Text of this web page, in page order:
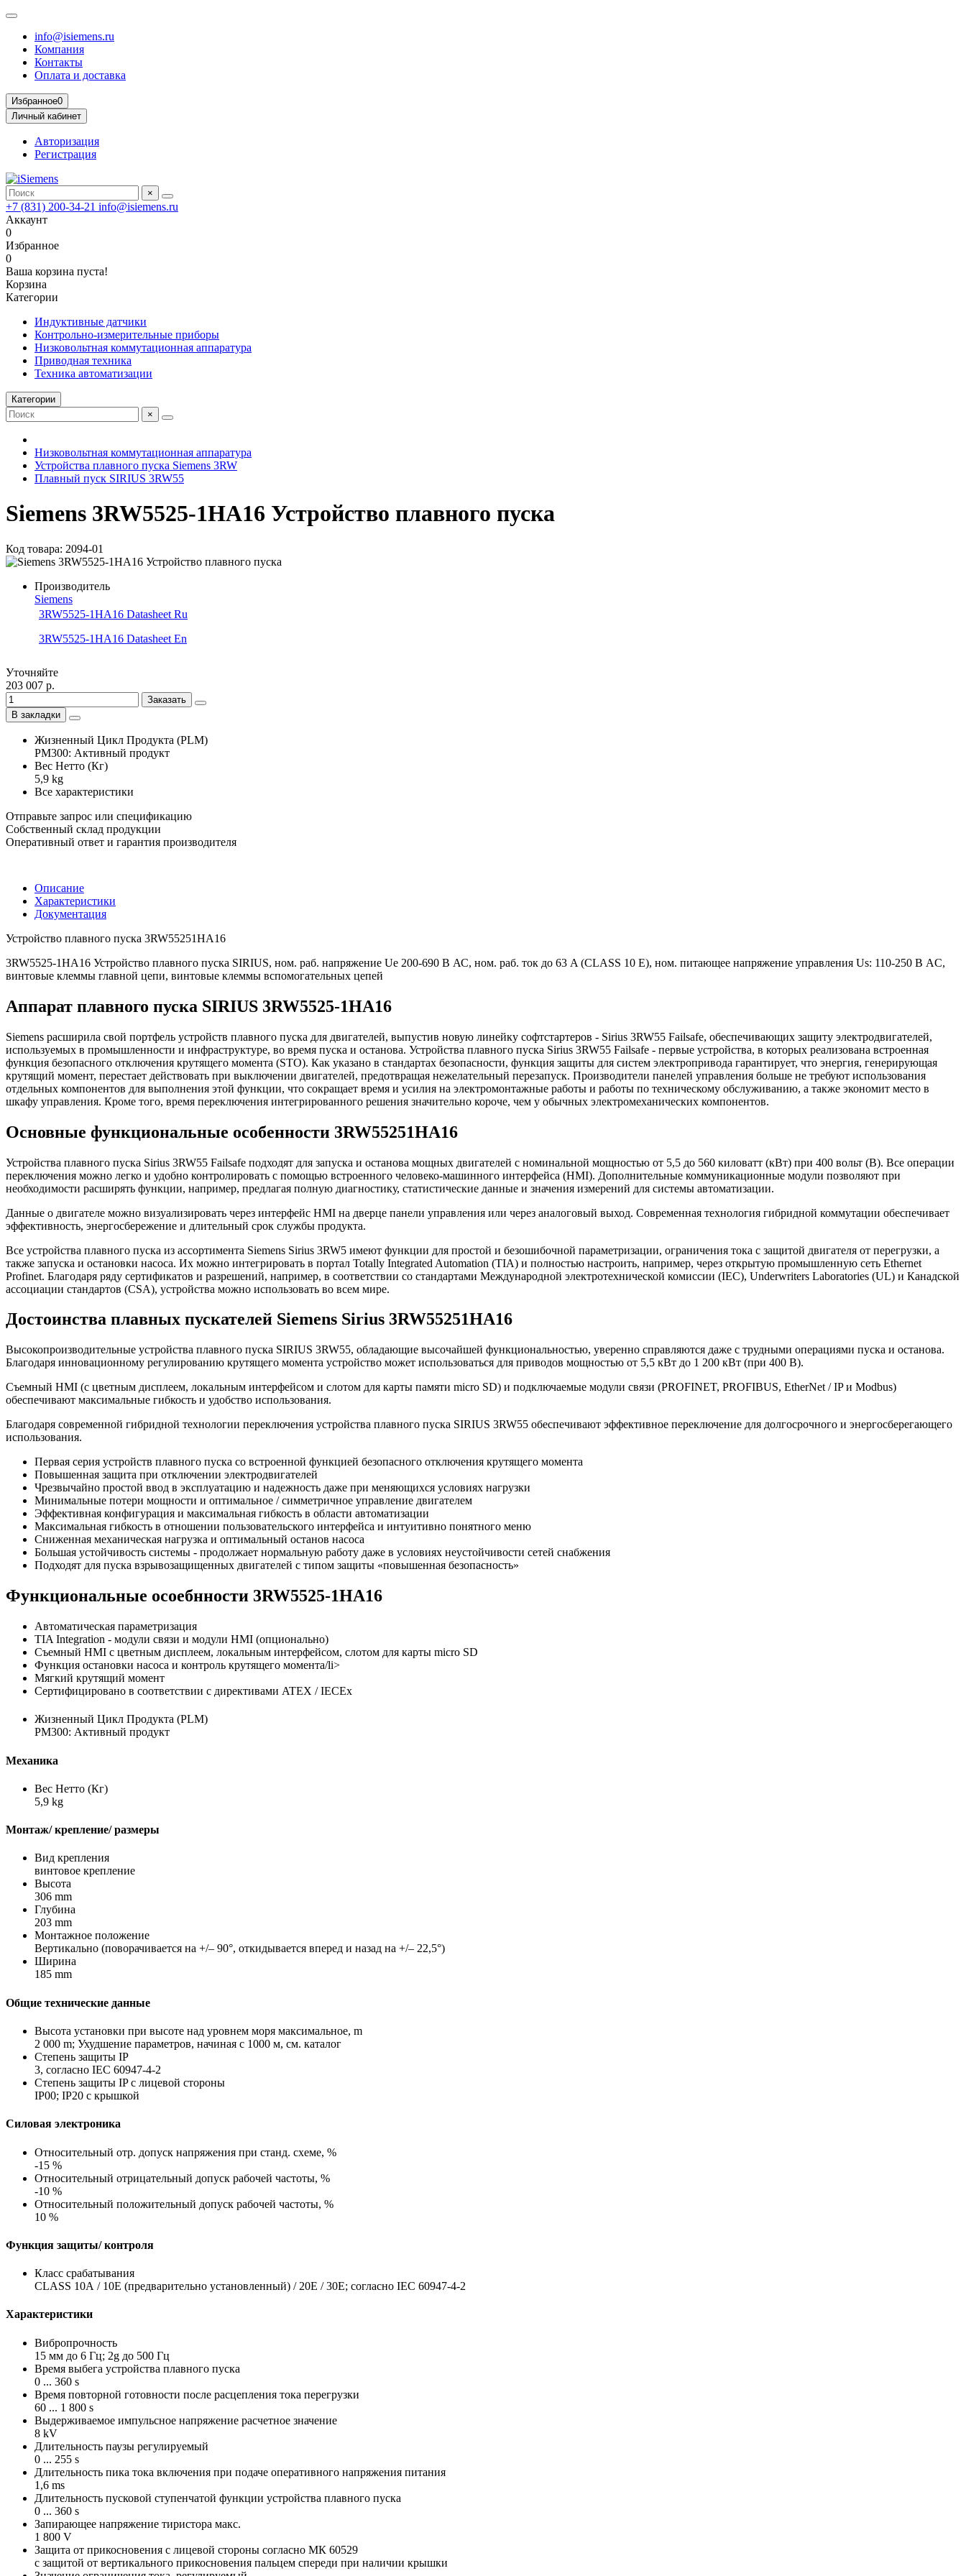
info@isiemens.ru
Компания
Контакты
Оплата и доставка
Избранное0
Личный кабинет
Авторизация
Регистрация
×
+7 (831) 200-34-21 info@isiemens.ru
Аккаунт
0
Избранное
0
Ваша корзина пуста!
Корзина
Категории
Индуктивные датчики
Контрольно-измерительные приборы
Низковольтная коммутационная аппаратура
Приводная техника
Техника автоматизации
Категории
×
Низковольтная коммутационная аппаратура
Устройства плавного пуска Siemens 3RW
Плавный пуск SIRIUS 3RW55
Siemens 3RW5525-1HA16 Устройство плавного пуска
Код товара: 2094-01
Производитель
Siemens
3RW5525-1HA16 Datasheet Ru
3RW5525-1HA16 Datasheet En
Уточняйте
203 007 р.
Заказать
В закладки
Жизненный Цикл Продукта (PLM)
PM300: Активный продукт
Вес Нетто (Кг)
5,9 kg
Все характеристики
Отправьте запрос или спецификацию
Собственный склад продукции
Оперативный ответ и гарантия производителя
Описание
Характеристики
Документация
Устройство плавного пуска 3RW55251HA16
3RW5525-1HA16 Устройство плавного пуска SIRIUS, ном. раб. напряжение Ue 200-690 В АС, ном. раб. ток до 63 A (CLASS 10 E), ном. питающее напряжение управления Us: 110-250 В AC,
винтовые клеммы главной цепи, винтовые клеммы вспомогательных цепей
Аппарат плавного пуска SIRIUS 3RW5525-1HA16
Siemens расширила свой портфель устройств плавного пуска для двигателей, выпустив новую линейку софтстартеров - Sirius 3RW55 Failsafe, обеспечивающих защиту электродвигателей,
используемых в промышленности и инфраструктуре, во время пуска и останова. Устройства плавного пуска Sirius 3RW55 Failsafe - первые устройства, в которых реализована встроенная
функция безопасного отключения крутящего момента (STO). Как указано в стандартах безопасности, функция защиты для систем электропривода гарантирует, что энергия, генерирующая
крутящий момент, перестает действовать при выключении двигателей, предотвращая нежелательный перезапуск. Производители панелей управления больше не требуют использования
отдельных компонентов для выполнения этой функции, что сокращает время и усилия на электромонтажные работы и работы по техническому обслуживанию, а также экономит место в
шкафу управления. Кроме того, время переключения интегрированного решения значительно короче, чем у обычных электромеханических компонентов.
Основные функциональные особенности 3RW55251HA16
Устройства плавного пуска Sirius 3RW55 Failsafe подходят для запуска и останова мощных двигателей с номинальной мощностью от 5,5 до 560 киловатт (кВт) при 400 вольт (В). Все операции
переключения можно легко и удобно контролировать с помощью встроенного человеко-машинного интерфейса (HMI). Дополнительные коммуникационные модули позволяют при
необходимости расширять функции, например, предлагая полную диагностику, статистические данные и значения измерений для системы автоматизации.
Данные о двигателе можно визуализировать через интерфейс HMI на дверце панели управления или через аналоговый выход. Современная технология гибридной коммутации обеспечивает
эффективность, энергосбережение и длительный срок службы продукта.
Все устройства плавного пуска из ассортимента Siemens Sirius 3RW5 имеют функции для простой и безошибочной параметризации, ограничения тока с защитой двигателя от перегрузки, а
также запуска и остановки насоса. Их можно интегрировать в портал Totally Integrated Automation (TIA) и полностью настроить, например, через открытую промышленную сеть Ethernet
Profinet. Благодаря ряду сертификатов и разрешений, например, в соответствии со стандартами Международной электротехнической комиссии (IEC), Underwriters Laboratories (UL) и Канадской
ассоциации стандартов (CSA), устройства можно использовать во всем мире.
Достоинства плавных пускателей Siemens Sirius 3RW55251HA16
Высокопроизводительные устройства плавного пуска SIRIUS 3RW55, обладающие высочайшей функциональностью, уверенно справляются даже с трудными операциями пуска и останова.
Благодаря инновационному регулированию крутящего момента устройство может использоваться для приводов мощностью от 5,5 кВт до 1 200 кВт (при 400 В).
Съемный HMI (с цветным дисплеем, локальным интерфейсом и слотом для карты памяти micro SD) и подключаемые модули связи (PROFINET, PROFIBUS, EtherNet / IP и Modbus)
обеспечивают максимальные гибкость и удобство использования.
Благодаря современной гибридной технологии переключения устройства плавного пуска SIRIUS 3RW55 обеспечивают эффективное переключение для долгосрочного и энергосберегающего
использования.
Первая серия устройств плавного пуска со встроенной функцией безопасного отключения крутящего момента
Повышенная защита при отключении электродвигателей
Чрезвычайно простой ввод в эксплуатацию и надежность даже при меняющихся условиях нагрузки
Минимальные потери мощности и оптимальное / симметричное управление двигателем
Эффективная конфигурация и максимальная гибкость в области автоматизации
Максимальная гибкость в отношении пользовательского интерфейса и интуитивно понятного меню
Сниженная механическая нагрузка и оптимальный останов насоса
Большая устойчивость системы - продолжает нормальную работу даже в условиях неустойчивости сетей снабжения
Подходят для пуска взрывозащищенных двигателей с типом защиты «повышенная безопасность»
Функциональные осоебнности 3RW5525-1HA16
Автоматическая параметризация
TIA Integration - модули связи и модули HMI (опционально)
Съемный HMI с цветным дисплеем, локальным интерфейсом, слотом для карты micro SD
Функция остановки насоса и контроль крутящего момента/li>
Мягкий крутящий момент
Сертифицировано в соответствии с директивами ATEX / IECEx
Жизненный Цикл Продукта (PLM)
PM300: Активный продукт
Механика
Вес Нетто (Кг)
5,9 kg
Монтаж/ крепление/ размеры
Вид крепления
винтовое крепление
Высота
306 mm
Глубина
203 mm
Монтажное положение
Вертикально (поворачивается на +/– 90°, откидывается вперед и назад на +/– 22,5°)
Ширина
185 mm
Общие технические данные
Высота установки при высоте над уровнем моря максимальное, m
2 000 m; Ухудшение параметров, начиная с 1000 м, см. каталог
Степень защиты IP
3, согласно IEC 60947-4-2
Степень защиты IP с лицевой стороны
IP00; IP20 с крышкой
Силовая электроника
Относительный отр. допуск напряжения при станд. схеме, %
-15 %
Относительный отрицательный допуск рабочей частоты, %
-10 %
Относительный положительный допуск рабочей частоты, %
10 %
Функция защиты/ контроля
Класс срабатывания
CLASS 10А / 10Е (предварительно установленный) / 20Е / 30Е; согласно IEC 60947-4-2
Характеристики
Вибропрочность
15 мм до 6 Гц; 2g до 500 Гц
Время выбега устройства плавного пуска
0 ... 360 s
Время повторной готовности после расцепления тока перегрузки
60 ... 1 800 s
Выдерживаемое импульсное напряжение расчетное значение
8 kV
Длительность паузы регулируемый
0 ... 255 s
Длительность пика тока включения при подаче оперативного напряжения питания
1,6 ms
Длительность пусковой ступенчатой функции устройства плавного пуска
0 ... 360 s
Запирающее напряжение тиристора макс.
1 800 V
Защита от прикосновения с лицевой стороны согласно МК 60529
с защитой от вертикального прикосновения пальцем спереди при наличии крышки